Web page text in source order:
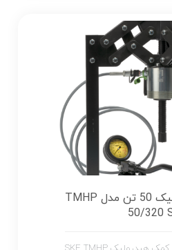
پولی کش هیدرولیک 50 تن مدل TMHP
50/320